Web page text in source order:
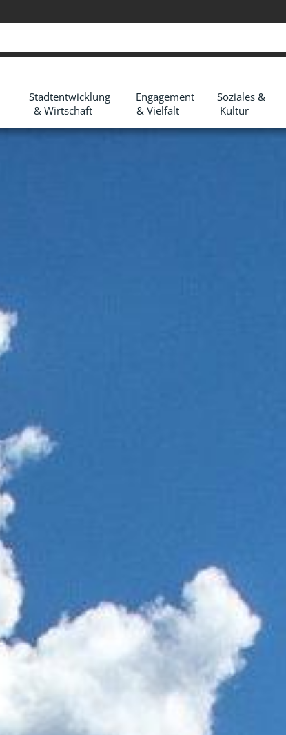
Stadtentwicklung
& Wirtschaft
Engagement
& Vielfalt
Soziales &
Kultur